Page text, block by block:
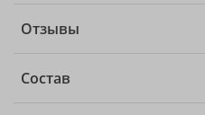
Отзывы
Состав